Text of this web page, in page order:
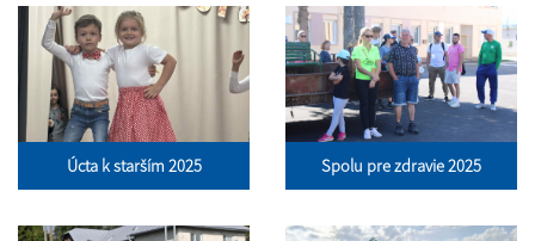
Úcta k starším 2025 Spolu pre zdravie 2025